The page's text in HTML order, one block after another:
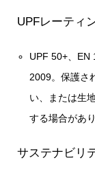
UPFレーティ
UPF 50+、EN
2009。保護さ
い、または生
する場合があり
サステナビリ